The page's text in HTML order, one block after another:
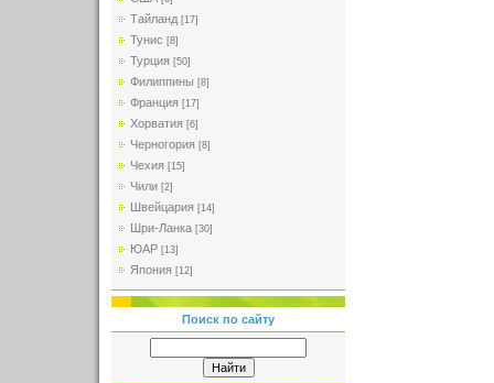
Тайланд [17]
Тунис [8]
Турция [50]
Филиппины [8]
Франция [17]
Хорватия [6]
Черногория [8]
Чехия [15]
Чили [2]
Швейцария [14]
Шри-Ланка [30]
ЮАР [13]
Япония [12]
Поиск по сайту